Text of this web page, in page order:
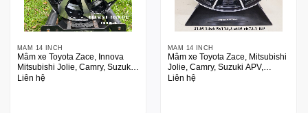
MÂM 14 INCH
Mâm xe Toyota Zace, Innova
Mitsubishi Jolie, Camry, Suzuki
APV, Mazda 626
Liên hệ
MÂM 14 INCH
Mâm xe Toyota Zace, Mitsubishi
Jolie, Camry, Suzuki APV,
Mazda 626 14 inch
Liên hệ